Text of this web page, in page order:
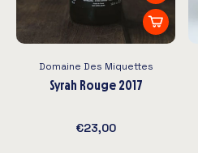
Domaine Des Miquettes
Syrah Rouge 2017
€23,00